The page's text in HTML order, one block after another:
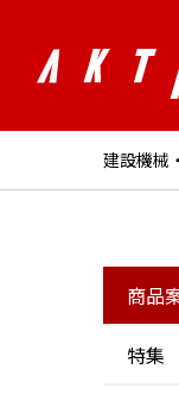
建設機械
商品
特集